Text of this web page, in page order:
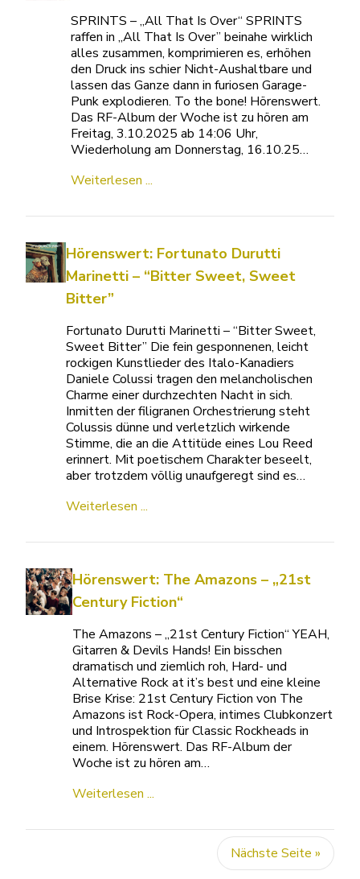
SPRINTS – „All That Is Over“ SPRINTS
raffen in „All That Is Over” beinahe wirklich
alles zusammen, komprimieren es, erhöhen
den Druck ins schier Nicht-Aushaltbare und
lassen das Ganze dann in furiosen Garage-
Punk explodieren. To the bone! Hörenswert.
Das RF-Album der Woche ist zu hören am
Freitag, 3.10.2025 ab 14:06 Uhr,
Wiederholung am Donnerstag, 16.10.25…
Weiterlesen ...
Hörenswert: Fortunato Durutti
Marinetti – “Bitter Sweet, Sweet
Bitter”
Fortunato Durutti Marinetti – “Bitter Sweet,
Sweet Bitter” Die fein gesponnenen, leicht
rockigen Kunstlieder des Italo-Kanadiers
Daniele Colussi tragen den melancholischen
Charme einer durchzechten Nacht in sich.
Inmitten der filigranen Orchestrierung steht
Colussis dünne und verletzlich wirkende
Stimme, die an die Attitüde eines Lou Reed
erinnert. Mit poetischem Charakter beseelt,
aber trotzdem völlig unaufgeregt sind es…
Weiterlesen ...
Hörenswert: The Amazons – „21st
Century Fiction“
The Amazons – „21st Century Fiction“ YEAH,
Gitarren & Devils Hands! Ein bisschen
dramatisch und ziemlich roh, Hard- und
Alternative Rock at it’s best und eine kleine
Brise Krise: 21st Century Fiction von The
Amazons ist Rock-Opera, intimes Clubkonzert
und Introspektion für Classic Rockheads in
einem. Hörenswert. Das RF-Album der
Woche ist zu hören am…
Weiterlesen ...
Nächste Seite »